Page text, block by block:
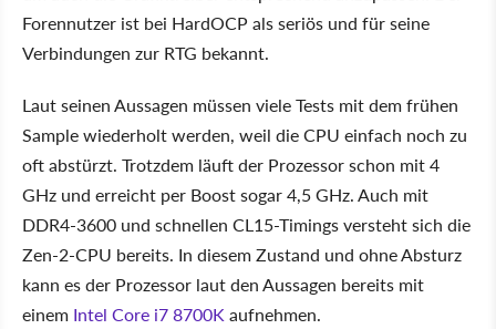
Forennutzer ist bei HardOCP als seriös und für seine
Verbindungen zur RTG bekannt.
Laut seinen Aussagen müssen viele Tests mit dem frühen
Sample wiederholt werden, weil die CPU einfach noch zu
oft abstürzt. Trotzdem läuft der Prozessor schon mit 4
GHz und erreicht per Boost sogar 4,5 GHz. Auch mit
DDR4-3600 und schnellen CL15-Timings versteht sich die
Zen-2-CPU bereits. In diesem Zustand und ohne Absturz
kann es der Prozessor laut den Aussagen bereits mit
einem Intel Core i7 8700Kaufnehmen.